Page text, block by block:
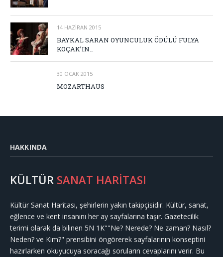
14 HAZIRAN 2015
BAYKAL SARAN OYUNCULUK ÖDÜLÜ FULYA
KOÇAK’IN…
30 OCAK 2015
MOZARTHAUS
HAKKINDA
KÜLTÜR SANAT HARİTASI
Kültür Sanat Haritası, şehirlerin yakın takipçisidir. Kültür, sanat,
eğlence ve kent insanını her ay sayfalarına taşır. Gazetecilik
terimi olarak da bilinen 5N 1K""Ne? Nerede? Ne zaman? Nasıl?
Neden? ve Kim?" prensibini öngörerek sayfalarının konseptini
hazırlarken okuyucuya soracağı soruların cevaplarını verir. Bu